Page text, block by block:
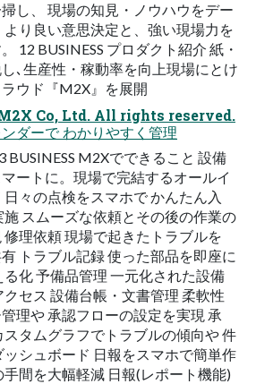
し、 現場の知見・ノウハウをデー
より良い意思決定と、強い現場力を
12 BUSINESS プロダクト紹介 紙・
､生産性・稼動率を向上現場にとけ
ウド『M2X』を展開
Co, Ltd. All rights reserved.
ダーで わかりやすく管理
BUSINESS M2Xでできること 設備
ートに。現場で完結するオールイ
日々の点検をスマホで かんたん入
施 スムーズな依頼とその後の作業の
修理依頼 現場で起きたトラブルを
トラブル記録 使った部品を即座に
化 予備品管理 一元化された設備
セス 設備台帳・文書管理 柔軟性
理や 承認フローの設定を実現 承
タムグラフでトラブルの傾向や 件
シュボード 日報をスマホで簡単作
手間を大幅軽減 日報(レポート機能)